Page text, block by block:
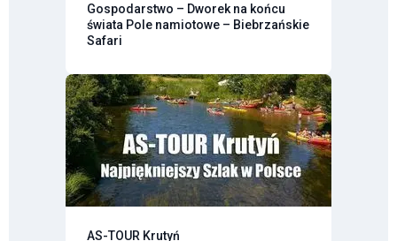
Gospodarstwo – Dworek na końcu
świata Pole namiotowe – Biebrzańskie
Safari
AS-TOUR Krutyń